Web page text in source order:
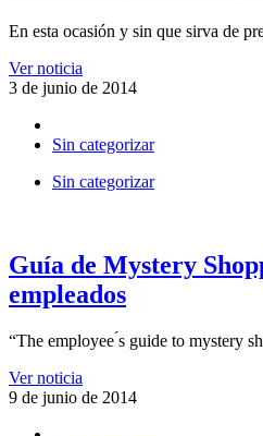
En esta ocasión y sin que sirva de
Ver noticia
3 de junio de 2014
Sin categorizar
Sin categorizar
Guía de Mystery
empleados
“The employee ́s guide to mystery
Ver noticia
9 de junio de 2014